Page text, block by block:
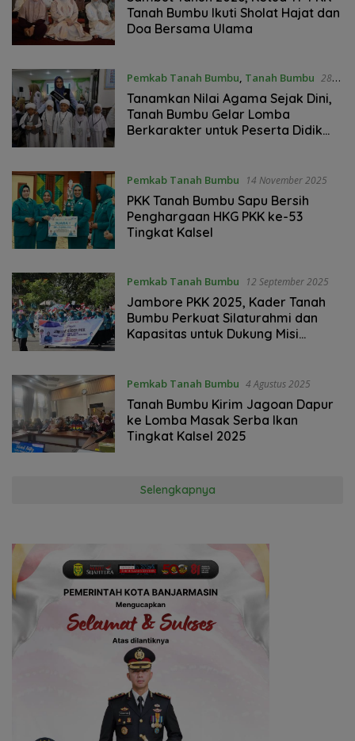
Tanah Bumbu Ikuti Sholat Hajat dan
Doa Bersama Ulama
Pemkab Tanah Bumbu, Tanah Bumbu 28
November 2025
Tanamkan Nilai Agama Sejak Dini,
Tanah Bumbu Gelar Lomba
Berkarakter untuk Peserta Didik
Pemkab Tanah Bumbu 14 November 2025
PKK Tanah Bumbu Sapu Bersih
Penghargaan HKG PKK ke-53
Tingkat Kalsel
Pemkab Tanah Bumbu 12 September 2025
Jambore PKK 2025, Kader Tanah
Bumbu Perkuat Silaturahmi dan
Kapasitas untuk Dukung Misi
Pemkab Tanah Bumbu 4 Agustus 2025
Tanah Bumbu Kirim Jagoan Dapur
ke Lomba Masak Serba Ikan
Tingkat Kalsel 2025
Selengkapnya